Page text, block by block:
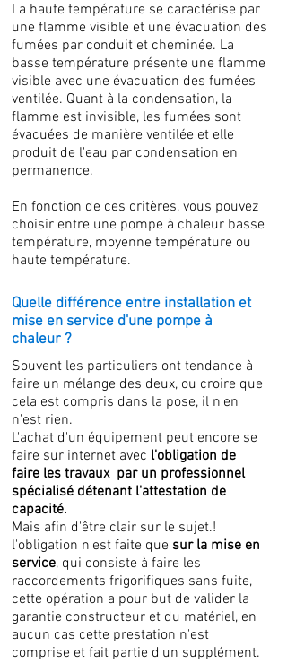
La haute température se caractérise par
une flamme visible et une évacuation des
fumées par conduit et cheminée. La
basse température présente une flamme
visible avec une évacuation des fumées
ventilée. Quant à la condensation, la
flamme est invisible, les fumées sont
évacuées de manière ventilée et elle
produit de l'eau par condensation en
permanence.
En fonction de ces critères, vous pouvez
choisir entre une pompe à chaleur basse
température, moyenne température ou
haute température.
Quelle différence entre installation et
mise en service d'une pompe à
chaleur ?
Souvent les particuliers ont tendance à
faire un mélange des deux, ou croire que
cela est compris dans la pose, il n'en
n'est rien.
L'achat d'un équipement peut encore se
faire sur internet avec l'obligation de
faire les travaux par un professionnel
spécialisé détenant l'attestation de
capacité.
Mais afin d'être clair sur le sujet.!
l'obligation n'est faite que sur la mise en
service, qui consiste à faire les
raccordements frigorifiques sans fuite,
cette opération a pour but de valider la
garantie constructeur et du matériel, en
aucun cas cette prestation n'est
comprise et fait partie d'un supplément.